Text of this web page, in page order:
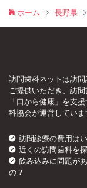
ホーム 長野県
訪問歯科ネットは訪
ご提供いただき、訪
「口から健康」を支
科協会が運営していま
訪問診療の費用は
近くの訪問歯科を
飲み込みに問題が
の？